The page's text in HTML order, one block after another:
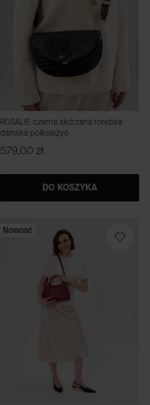
ROSALIE czarna skórzana torebka
damska półksiężyc
Cena
579,00 zł
DO KOSZYKA
Nowość